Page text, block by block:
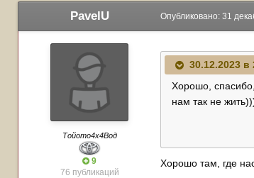
PavelU
Тойото4х4Вод
9
76 публикаций
Опубликовано: 31
30.12.2023 в
Хорошо,
нам так не
Хорошо там, где